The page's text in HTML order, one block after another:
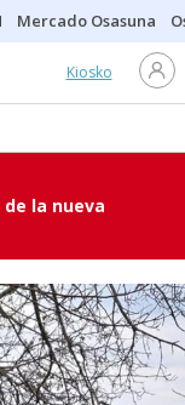
Mercado Osasuna
Kiosko
la nueva